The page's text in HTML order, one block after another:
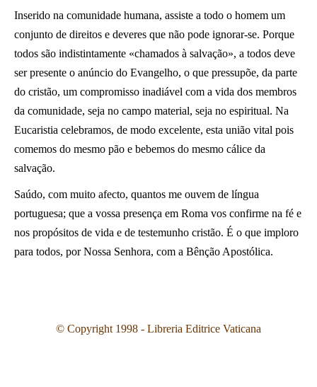
Inserido na comunidade humana, assiste a todo o homem um
conjunto de direitos e deveres que não pode ignorar-se. Porque
todos são indistintamente «chamados à salvação», a todos deve
ser presente o anúncio do Evangelho, o que pressupõe, da parte
do cristão, um compromisso inadiável com a vida dos membros
da comunidade, seja no campo material, seja no espiritual. Na
Eucaristia celebramos, de modo excelente, esta união vital pois
comemos do mesmo pão e bebemos do mesmo cálice da
salvação.
Saúdo, com muito afecto, quantos me ouvem de língua
portuguesa; que a vossa presença em Roma vos confirme na fé e
nos propósitos de vida e de testemunho cristão. É o que imploro
para todos, por Nossa Senhora, com a Bênção Apostólica.
© Copyright 1998 - Libreria Editrice Vaticana